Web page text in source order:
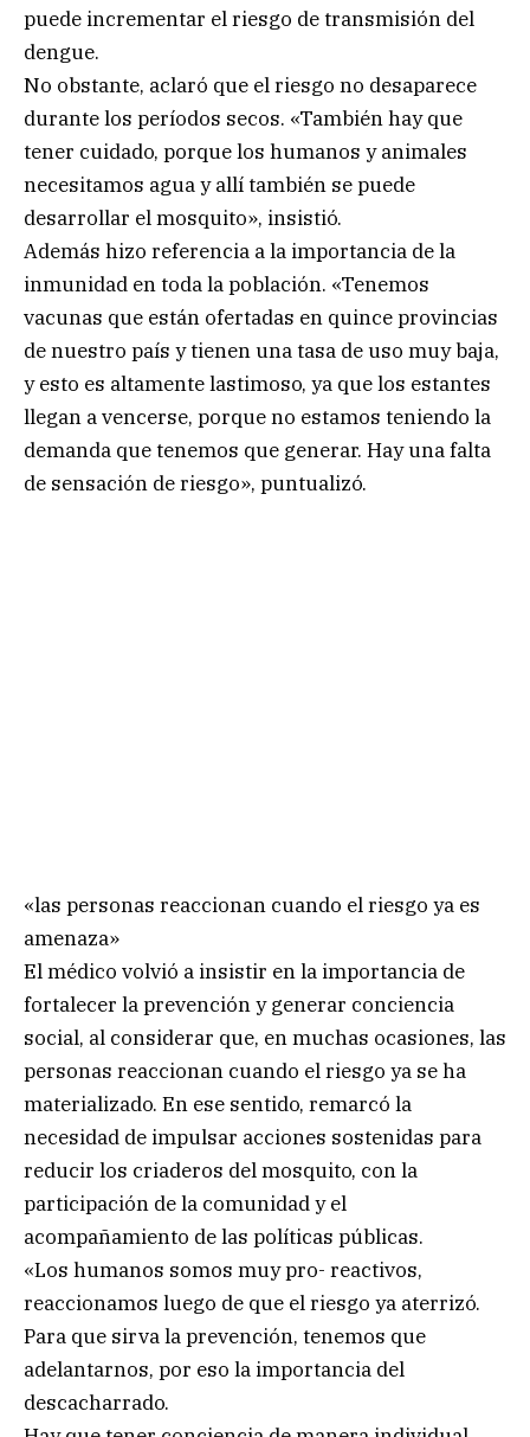
puede incrementar el riesgo de transmisión del
dengue.
No obstante, aclaró que el riesgo no desaparece
durante los períodos secos. «También hay que
tener cuidado, porque los humanos y animales
necesitamos agua y allí también se puede
desarrollar el mosquito», insistió.
Además hizo referencia a la importancia de la
inmunidad en toda la población. «Tenemos
vacunas que están ofertadas en quince provincias
de nuestro país y tienen una tasa de uso muy baja,
y esto es altamente lastimoso, ya que los estantes
llegan a vencerse, porque no estamos teniendo la
demanda que tenemos que generar. Hay una falta
de sensación de riesgo», puntualizó.
«las personas reaccionan cuando el riesgo ya es
amenaza»
El médico volvió a insistir en la importancia de
fortalecer la prevención y generar conciencia
social, al considerar que, en muchas ocasiones, las
personas reaccionan cuando el riesgo ya se ha
materializado. En ese sentido, remarcó la
necesidad de impulsar acciones sostenidas para
reducir los criaderos del mosquito, con la
participación de la comunidad y el
acompañamiento de las políticas públicas.
«Los humanos somos muy pro- reactivos,
reaccionamos luego de que el riesgo ya aterrizó.
Para que sirva la prevención, tenemos que
adelantarnos, por eso la importancia del
descacharrado.